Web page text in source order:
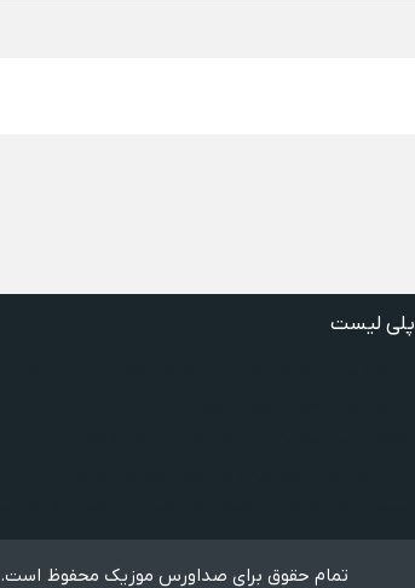
پلی لیست
تمام حقوق برای صداورس موزیک محفوظ است.